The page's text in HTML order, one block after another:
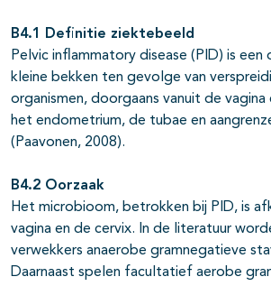
B4.1 Definitie ziektebeeld
Pelvic inflammatory disease (PID) is
kleine bekken ten gevolge van
organismen, doorgaans vanuit de vagina
het endometrium, de tubae en
(Paavonen, 2008).
B4.2 Oorzaak
Het microbioom, betrokken bij PID, is
vagina en de cervix. In de literatuur
verwekkers anaerobe gramnegatieve
Daarnaast spelen facultatief aerobe